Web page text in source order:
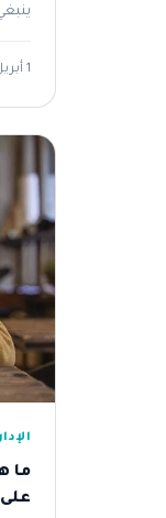
1 أبريل 2022 · 1 دقائق قراءة
ما